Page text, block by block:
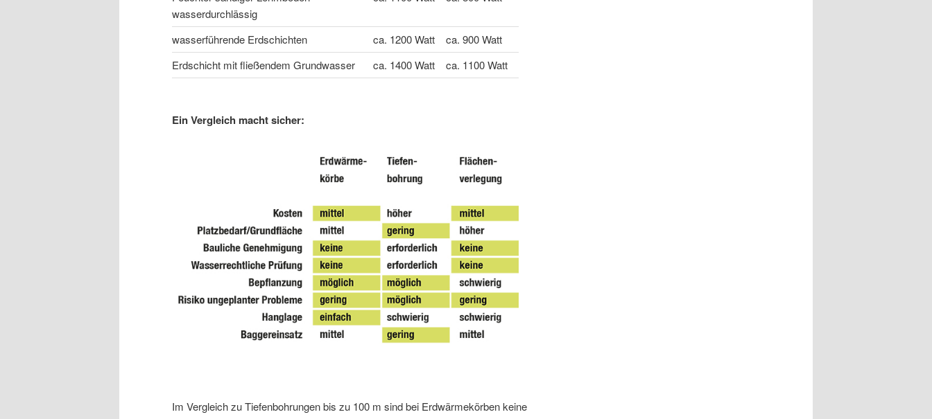
wasserdurchlässig
wasserführende Erdschichten ca. 1200 Watt
ca. 900 Watt
Erdschicht mit fließendem Grundwasser
ca. 1400 Watt ca. 1100 Watt
Ein Vergleich macht sicher:
Im Vergleich zu Tiefenbohrungen bis zu 100 m sind bei Erdwärmekörben keine